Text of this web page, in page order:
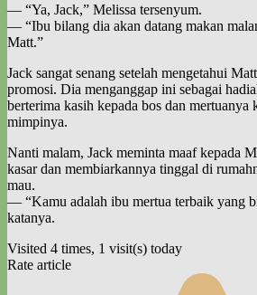
— “Ya, Jack,” Melissa tersenyum.
— “Ibu bilang dia akan datang makan
Matt.”
Jack sangat senang setelah mengetahui
promosi. Dia menganggap ini sebagai
berterima kasih kepada bos dan mertuanya
mimpinya.
Nanti malam, Jack meminta maaf kepada
kasar dan membiarkannya tinggal di
mau.
— “Kamu adalah ibu mertua terbaik yang
katanya.
Visited 4 times, 1 visit(s) today
Rate article